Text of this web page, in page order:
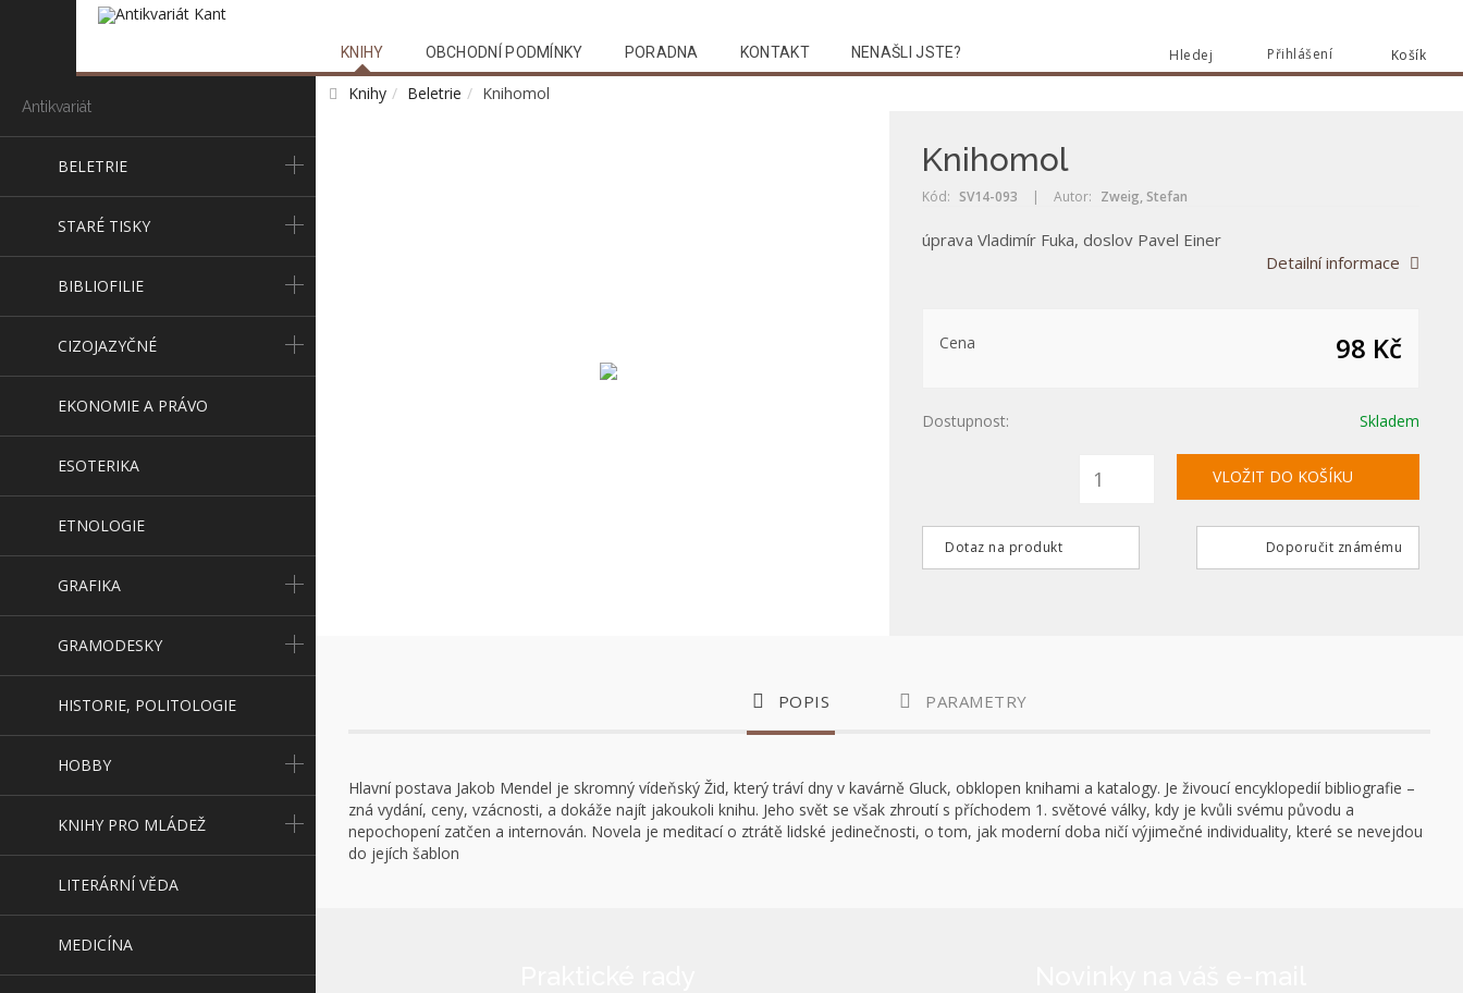
Košík
Přihlášení
Hledej
KNIHY OBCHODNÍ PODMÍNKY PORADNA KONTAKT NENAŠLI JSTE?
Antikvariát
BELETRIE
STARÉ TISKY
BIBLIOFILIE
CIZOJAZYČNÉ
EKONOMIE A PRÁVO
ESOTERIKA
ETNOLOGIE
GRAFIKA
GRAMODESKY
HISTORIE, POLITOLOGIE
HOBBY
KNIHY PRO MLÁDEŽ
LITERÁRNÍ VĚDA
MEDICÍNA
Knihy Beletrie Knihomol
Knihomol
Kód: SV14-093 | Autor: Zweig, Stefan
úprava Vladimír Fuka, doslov Pavel Einer
Detailní informace
Cena 98 Kč
Dostupnost: Skladem
Dotaz na produkt Doporučit známému
POPIS PARAMETRY
Hlavní postava Jakob Mendel je skromný vídeňský Žid, který tráví dny v kavárně Gluck, obklopen knihami a katalogy. Je živoucí encyklopedií bibliografie –
zná vydání, ceny, vzácnosti, a dokáže najít jakoukoli knihu. Jeho svět se však zhroutí s příchodem 1. světové války, kdy je kvůli svému původu a
nepochopení zatčen a internován. Novela je meditací o ztrátě lidské jedinečnosti, o tom, jak moderní doba ničí výjimečné individuality, které se nevejdou
do jejích šablon